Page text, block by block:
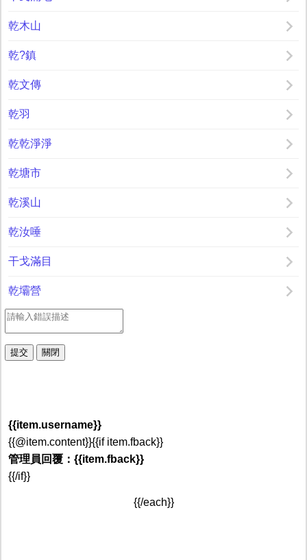
乾木山
乾?鎮
乾文傳
乾羽
乾乾淨淨
乾塘市
乾溪山
乾汝唾
干戈滿目
乾壩營
{{item.username}}
{{@item.content}}{{if item.fback}}
管理員回覆：{{item.fback}}
{{/if}}
{{/each}}